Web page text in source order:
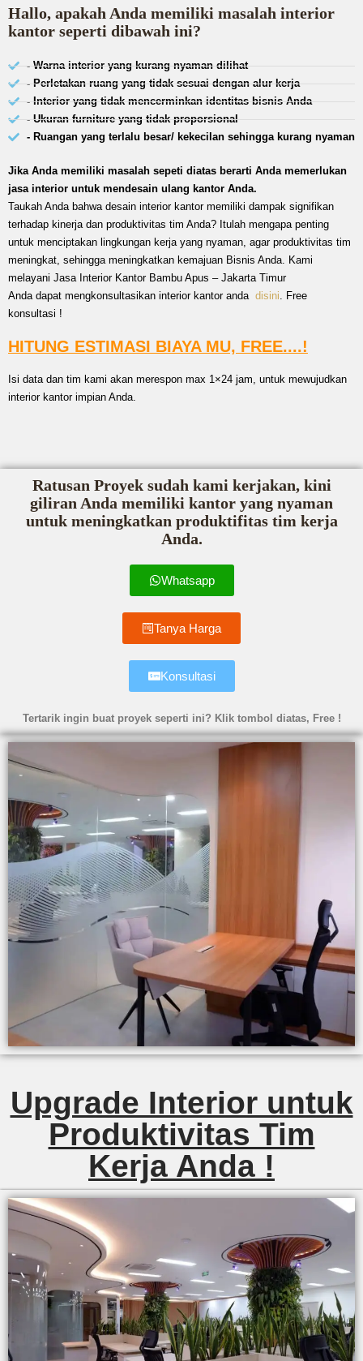
Hallo, apakah Anda memiliki masalah interior
kantor seperti dibawah ini?
- Warna interior yang kurang nyaman dilihat
- Perletakan ruang yang tidak sesuai dengan alur kerja
- Interior yang tidak mencerminkan identitas bisnis Anda
- Ukuran furniture yang tidak proporsional
- Ruangan yang terlalu besar/ kekecilan sehingga kurang nyaman
Jika Anda memiliki masalah sepeti diatas berarti Anda memerlukan
jasa interior untuk mendesain ulang kantor Anda.
Taukah Anda bahwa desain interior kantor memiliki dampak signifikan
terhadap kinerja dan produktivitas tim Anda? Itulah mengapa penting
untuk menciptakan lingkungan kerja yang nyaman, agar produktivitas tim
meningkat, sehingga meningkatkan kemajuan Bisnis Anda. Kami
melayani Jasa Interior Kantor Bambu Apus – Jakarta Timur
Anda dapat mengkonsultasikan interior kantor anda disini. Free
konsultasi !
HITUNG ESTIMASI BIAYA MU, FREE....!
Isi data dan tim kami akan merespon max 1×24 jam, untuk mewujudkan
interior kantor impian Anda.
Ratusan Proyek sudah kami kerjakan, kini
giliran Anda memiliki kantor yang nyaman
untuk meningkatkan produktifitas tim kerja
Anda.
Whatsapp
Tanya Harga
Konsultasi
Tertarik ingin buat proyek seperti ini? Klik tombol diatas, Free !
Upgrade Interior untuk
Produktivitas Tim
Kerja Anda !